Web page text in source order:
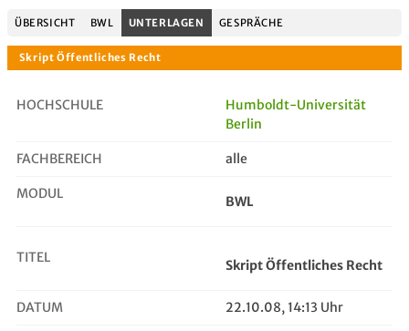
ÜBERSICHT BWL UNTERLAGEN GESPRÄCHE
Skript Öffentliches Recht
HOCHSCHULE
Humboldt-Universität
Berlin
FACHBEREICH alle
MODUL BWL
TITEL Skript Öffentliches Recht
DATUM 22.10.08, 14:13 Uhr